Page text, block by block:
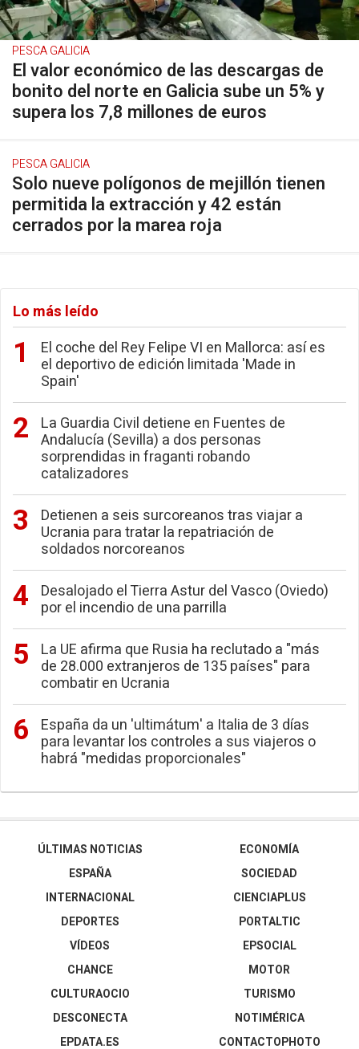
PESCA GALICIA
El valor económico de las descargas de
bonito del norte en Galicia sube un 5% y
supera los 7,8 millones de euros
PESCA GALICIA
Solo nueve polígonos de mejillón tienen
permitida la extracción y 42 están
cerrados por la marea roja
Lo más leído
El coche del Rey Felipe VI en Mallorca: así es
el deportivo de edición limitada 'Made in
Spain'
La Guardia Civil detiene en Fuentes de
Andalucía (Sevilla) a dos personas
sorprendidas in fraganti robando
catalizadores
Detienen a seis surcoreanos tras viajar a
Ucrania para tratar la repatriación de
soldados norcoreanos
Desalojado el Tierra Astur del Vasco (Oviedo)
por el incendio de una parrilla
La UE afirma que Rusia ha reclutado a "más
de 28.000 extranjeros de 135 países" para
combatir en Ucrania
España da un 'ultimátum' a Italia de 3 días
para levantar los controles a sus viajeros o
habrá "medidas proporcionales"
ÚLTIMAS NOTICIAS
ESPAÑA
INTERNACIONAL
DEPORTES
VÍDEOS
ECONOMÍA
SOCIEDAD
CIENCIAPLUS
PORTALTIC
EPSOCIAL
CHANCE
CULTURAOCIO
DESCONECTA
EPDATA.ES
MOTOR
TURISMO
NOTIMÉRICA
CONTACTOPHOTO